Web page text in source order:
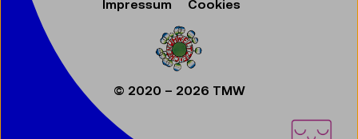
Impressum
Cookies
© 2020 – 2026 TMW